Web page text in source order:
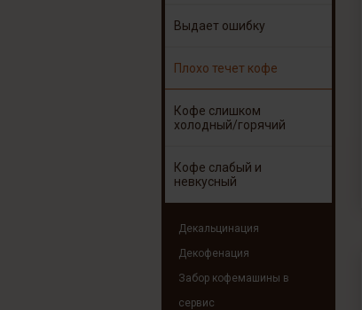
Выдает ошибку
Плохо течет кофе
Кофе слишком
холодный/горячий
Кофе слабый и
невкусный
Декальцинация
Декофенация
Забор кофемашины в
сервис